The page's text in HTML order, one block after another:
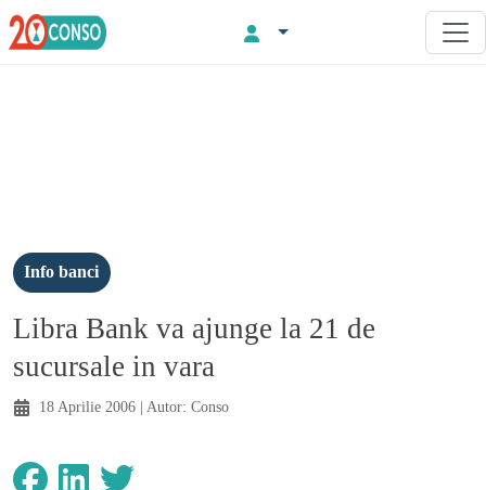
Info banci
Libra Bank va ajunge la 21 de
sucursale in vara
18 Aprilie 2006 | Autor: Conso